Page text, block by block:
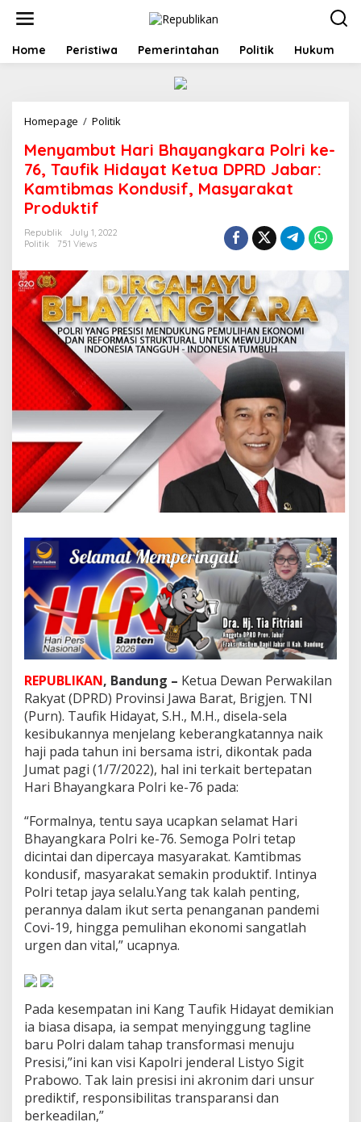
t
Home Peristiwa Pemerintahan Politik Hukum
Homepage / Politik
n
y
a
m
r
i
B
h
a
y
n
g
k
a
a
P
o
l
k
e
-
7
6
T
a
u
i
k
H
i
d
a
y
a
K
e
t
u
a
D
P
D
r
:
K
a
m
t
i
Menyambut Hari Bhayangkara Polri ke-
76, Taufik Hidayat Ketua DPRD Jabar:
Kamtibmas Kondusif, Masyarakat
Produktif
Republik
July 1, 2022
Politik
751 Views
REPUBLIKAN, Bandung – Ketua Dewan Perwakilan
Rakyat (DPRD) Provinsi Jawa Barat, Brigjen. TNI
(Purn). Taufik Hidayat, S.H., M.H., disela-sela
kesibukannya menjelang keberangkatannya naik
haji pada tahun ini bersama istri, dikontak pada
Jumat pagi (1/7/2022), hal ini terkait bertepatan
Hari Bhayangkara Polri ke-76 pada:
“Formalnya, tentu saya ucapkan selamat Hari
Bhayangkara Polri ke-76. Semoga Polri tetap
dicintai dan dipercaya masyarakat. Kamtibmas
kondusif, masyarakat semakin produktif. Intinya
Polri tetap jaya selalu.Yang tak kalah penting,
perannya dalam ikut serta penanganan pandemi
Covi-19, hingga pemulihan ekonomi sangatlah
urgen dan vital,” ucapnya.
Pada kesempatan ini Kang Taufik Hidayat demikian
ia biasa disapa, ia sempat menyinggung tagline
baru Polri dalam tahap transformasi menuju
Presisi,”ini kan visi Kapolri jenderal Listyo Sigit
Prabowo. Tak lain presisi ini akronim dari unsur
prediktif, responsibilitas transparansi dan
berkeadilan,”